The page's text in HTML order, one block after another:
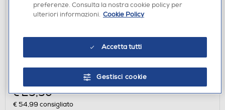
ACCESSORI HOME ENTERTAINMENT
NACON - OLP COMPACT CONTROLLER PRO XBX-
€ 29,90
€ 54,99 consigliato
preferenze. Consulta la nostra cookie policy per
ulteriori informazioni. Cookie Policy
Accetta tutti
Gestisci cookie